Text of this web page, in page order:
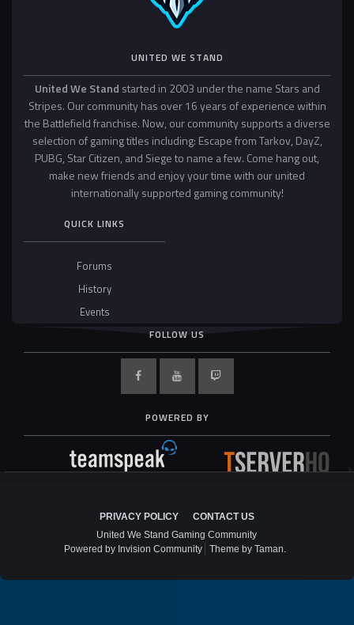
UNITED WE STAND
United We Stand started in 2003 under the name Stars and
Stripes. Our community has over 16 years of experience within
the Battlefield franchise. Now, our community supports a diverse
selection of gaming titles including: Escape from Tarkov, DayZ,
PUBG, Star Citizen, and Siege to name a few. Come hang out,
make new friends and enjoy your time with our united
internationally supported gaming community!
QUICK LINKS
Forums
History
Events
FOLLOW US
POWERED BY
PRIVACY POLICY
CONTACT US
United We Stand Gaming Community
Powered by Invision Community
Theme by Taman.